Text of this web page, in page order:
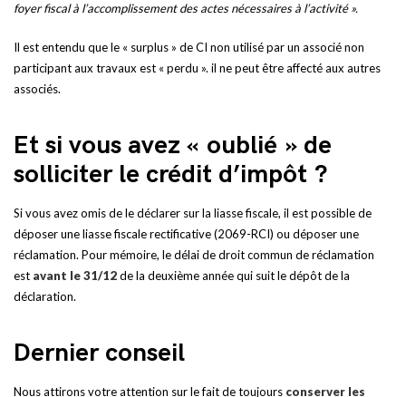
foyer fiscal à l’accomplissement des actes nécessaires à l’activité ».
Il est entendu que le « surplus » de CI non utilisé par un associé non
participant aux travaux est « perdu ». il ne peut être affecté aux autres
associés.
Et si vous avez « oublié » de
solliciter le crédit d’impôt ?
Si vous avez omis de le déclarer sur la liasse fiscale, il est possible de
déposer une liasse fiscale rectificative (2069-RCI) ou déposer une
réclamation. Pour mémoire, le délai de droit commun de réclamation
est avant le 31/12de la deuxième année qui suit le dépôt de la
déclaration.
Dernier conseil
Nous attirons votre attention sur le fait de toujours conserver les